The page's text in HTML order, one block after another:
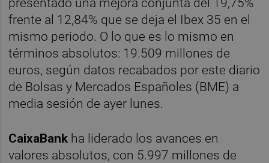
presentado una mejora conjunta del 19,75%
frente al 12,84% que se deja el Ibex 35 en el
mismo periodo. O lo que es lo mismo en
términos absolutos: 19.509 millones de
euros, según datos recabados por este diario
de Bolsas y Mercados Españoles (BME) a
media sesión de ayer lunes.
CaixaBank ha liderado los avances en
valores absolutos, con 5.997 millones de